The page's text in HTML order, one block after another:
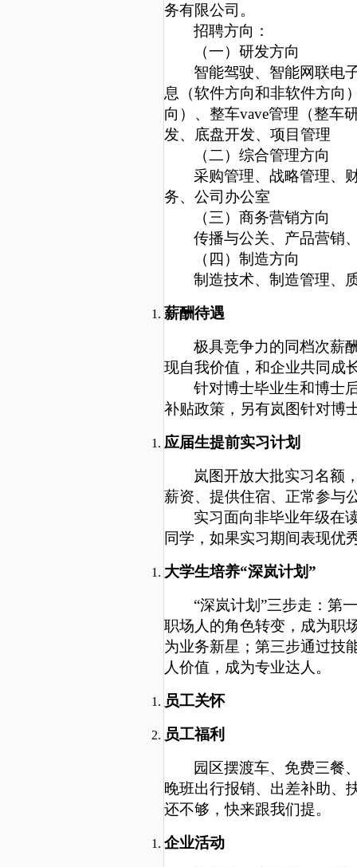
务有限公司。
招聘方向：
（一）研发方向
智能驾驶、智能网联电
息（软件方向和非软件方向
向）、整车vave管理 （整车
发、底盘开发、项目管理
（二）综合管理方向
采购管理、战略管理、
务、公司办公室
（三）商务营销方向
传播与公关、产品营销
（四）制造方向
制造技术、制造管理、
薪酬待遇
极具竞争力的同档次薪
现自我价值，和企业共同成
针对博士毕业生和博士
补贴政策，另有岚图针对博
应届生提前实习计划
岚图开放大批实习名额
薪资、提供住宿、正常参与
实习面向非毕业年级在
同学，如果实习期间表现优
大学生培养“深岚计划”
“深岚计划”三步走：第
职场人的角色转变，成为职
为业务新星；第三步通过技
人价值，成为专业达人。
员工关怀
员工福利
园区摆渡车、免费三餐
晚班出行报销、出差补助、
还不够，快来跟我们提。
企业活动